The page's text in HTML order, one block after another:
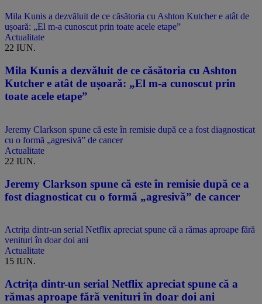
Mila Kunis a dezvăluit de ce căsătoria cu Ashton Kutcher e atât de
ușoară: „El m-a cunoscut prin toate acele etape”
Actualitate
22 IUN.
Mila Kunis a dezvăluit de ce căsătoria cu Ashton
Kutcher e atât de ușoară: „El m-a cunoscut prin
toate acele etape”
Jeremy Clarkson spune că este în remisie după ce a fost diagnosticat
cu o formă „agresivă” de cancer
Actualitate
22 IUN.
Jeremy Clarkson spune că este în remisie după ce a
fost diagnosticat cu o formă „agresivă” de cancer
Actrița dintr-un serial Netflix apreciat spune că a rămas aproape fără
venituri în doar doi ani
Actualitate
15 IUN.
Actrița dintr-un serial Netflix apreciat spune că a
rămas aproape fără venituri în doar doi ani